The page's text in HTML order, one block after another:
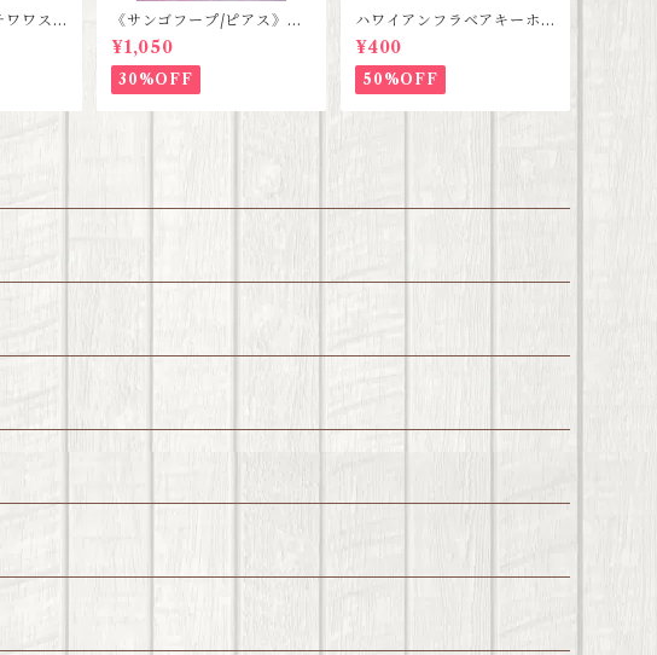
ワス
ット
《サンゴフープ/ピアス》ハ
ンドメイド SALE
¥1,050
30%OFF
ハワイアンフラベアキーホ
ルダー SALE
¥400
50%OFF